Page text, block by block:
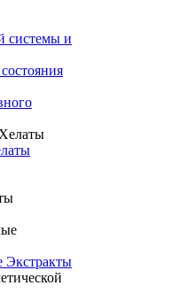
системы и
Экстракты